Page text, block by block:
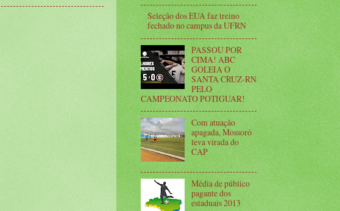
Seleção dos EUA faz treino
fechado no campus da UFRN
PASSOU POR
CIMA! ABC
GOLEIA O
SANTA CRUZ-RN
PELO
CAMPEONATO POTIGUAR!
Com atuação
apagada, Mossoró
leva virada do
CAP
Média de público
pagante dos
estaduais 2013